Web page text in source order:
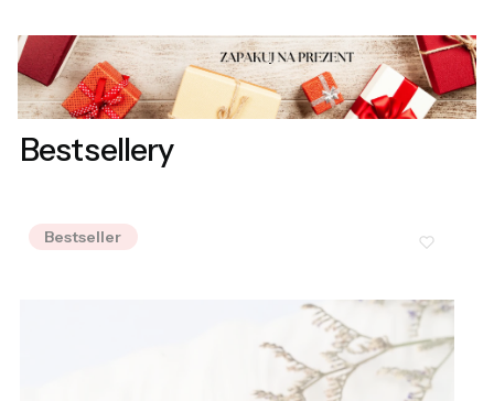
Bestsellery
Bestseller